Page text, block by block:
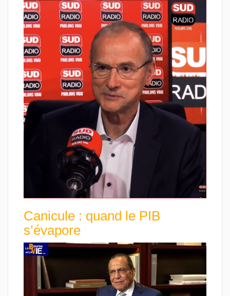
Canicule : quand le PIB
s’évapore